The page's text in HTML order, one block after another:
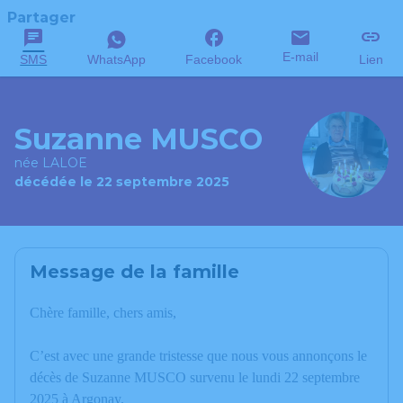
Partager
SMS WhatsApp Facebook E-mail Lien
Suzanne MUSCO
née LALOE
décédée le 22 septembre 2025
Message de la famille
Chère famille, chers amis,
C’est avec une grande tristesse que nous vous annonçons le
décès de Suzanne MUSCO survenu le lundi 22 septembre
2025 à Argonay.